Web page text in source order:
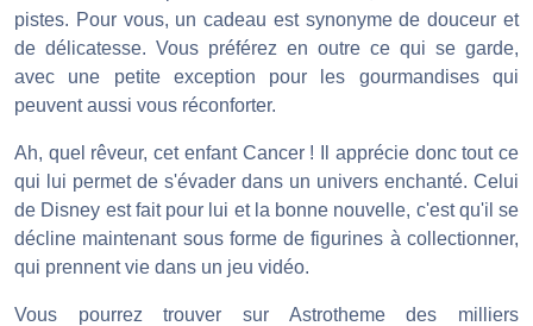
pistes. Pour vous, un cadeau est synonyme de douceur et
de délicatesse. Vous préférez en outre ce qui se garde,
avec une petite exception pour les gourmandises qui
peuvent aussi vous réconforter.
Ah, quel rêveur, cet enfant Cancer ! Il apprécie donc tout ce
qui lui permet de s'évader dans un univers enchanté. Celui
de Disney est fait pour lui et la bonne nouvelle, c'est qu'il se
décline maintenant sous forme de figurines à collectionner,
qui prennent vie dans un jeu vidéo.
Vous pourrez trouver sur Astrotheme des milliers